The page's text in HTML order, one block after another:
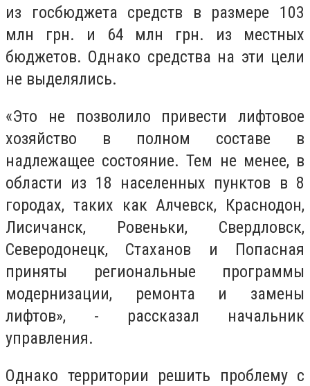
из госбюджета средств в размере 103
млн грн. и 64 млн грн. из местных
бюджетов. Однако средства на эти цели
не выделялись.
«Это не позволило привести лифтовое
хозяйство в полном составе в
надлежащее состояние. Тем не менее, в
области из 18 населенных пунктов в 8
городах, таких как Алчевск, Краснодон,
Лисичанск, Ровеньки, Свердловск,
Северодонецк, Стаханов и Попасная
приняты региональные программы
модернизации, ремонта и замены
лифтов», - рассказал начальник
управления.
Однако территории решить проблему с